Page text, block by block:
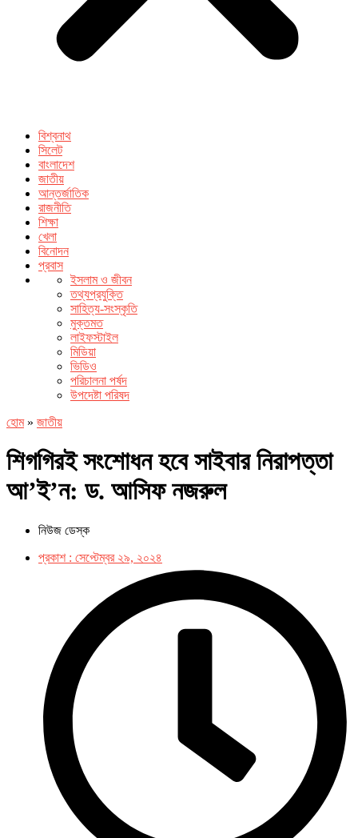
বিশ্বনাথ
সিলেট
বাংলাদেশ
জাতীয়
আন্তর্জাতিক
রাজনীতি
শিক্ষা
খেলা
বিনোদন
প্রবাস
ইসলাম ও জীবন
তথ্যপ্রযুক্তি
সাহিত্য-সংস্কৃতি
মুক্তমত
লাইফস্টাইল
মিডিয়া
ভিডিও
পরিচালনা পর্ষদ
উপদেষ্টা পরিষদ
হোম» জাতীয়
শিগগিরই সংশোধন হবে সাইবার নিরাপত্তা
আ’ই’ন: ড. আসিফ নজরুল
নিউজ ডেস্ক
প্রকাশ : সেপ্টেম্বর ২৯, ২০২৪